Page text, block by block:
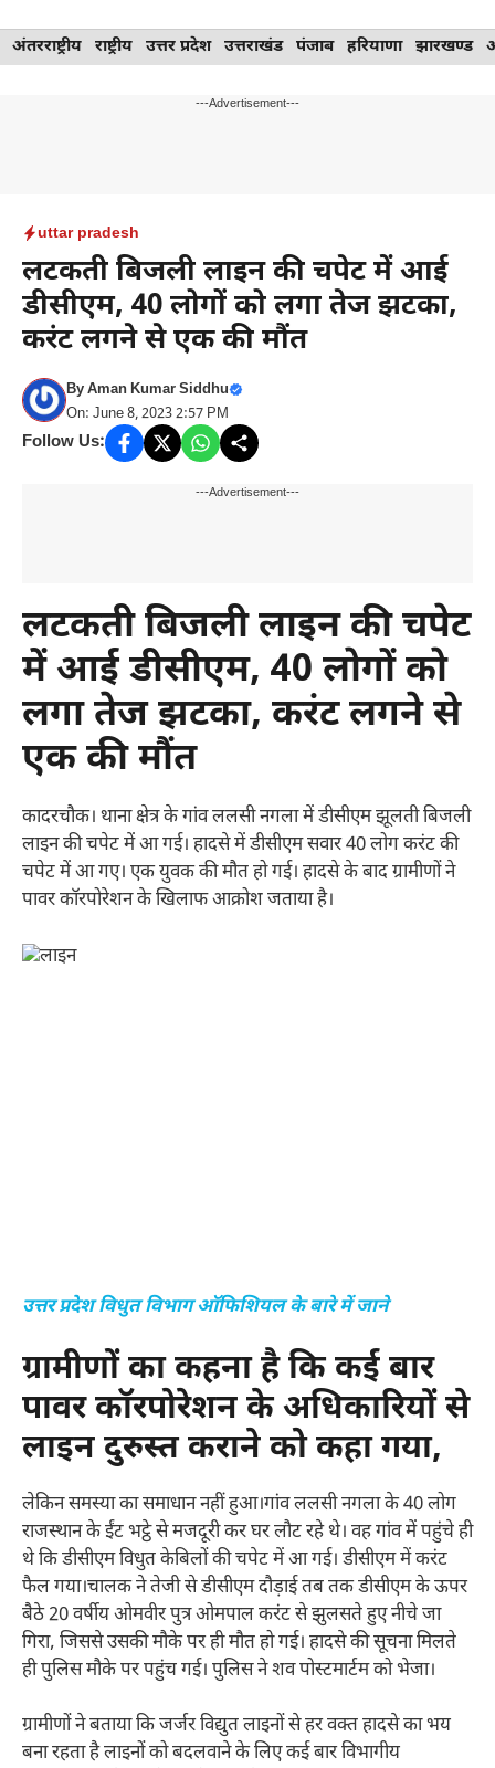
Skip
to
अंतरराष्ट्रीय राष्ट्रीय उत्तर प्रदेश उत्तराखंड पंजाब हरियाणा झारखण्ड
---Advertisement---
uttar pradesh
लटकती बिजली लाइन की चपेट में आई
डीसीएम, 40 लोगों को लगा तेज झटका,
करंट लगने से एक की मौंत
ByAman Kumar Siddhu
On: June 8, 2023 2:57 PM
Follow Us:
---Advertisement---
लटकती बिजली लाइन की चपेट
में आई डीसीएम, 40 लोगों को
लगा तेज झटका, करंट लगने से
एक की मौंत
कादरचौक। थाना क्षेत्र के गांव ललसी नगला में डीसीएम झूलती बिजली
लाइन की चपेट में आ गई। हादसे में डीसीएम सवार 40 लोग करंट की
चपेट में आ गए। एक युवक की मौत हो गई। हादसे के बाद ग्रामीणों ने
पावर कॉरपोरेशन के खिलाफ आक्रोश जताया है।
उत्तर प्रदेश विधुत विभाग ऑफिशियल के बारे में जाने
ग्रामीणों का कहना है कि कई बार
पावर कॉरपोरेशन के अधिकारियों से
लाइन दुरुस्त कराने को कहा गया,
लेकिन समस्या का समाधान नहीं हुआ।गांव ललसी नगला के 40 लोग
राजस्थान के ईंट भट्ठे से मजदूरी कर घर लौट रहे थे। वह गांव में पहुंचे ही
थे कि डीसीएम विधुत केबिलों की चपेट में आ गई। डीसीएम में करंट
फैल गया।चालक ने तेजी से डीसीएम दौड़ाई तब तक डीसीएम के ऊपर
बैठे 20 वर्षीय ओमवीर पुत्र ओमपाल करंट से झुलसते हुए नीचे जा
गिरा, जिससे उसकी मौके पर ही मौत हो गई। हादसे की सूचना मिलते
ही पुलिस मौके पर पहुंच गई। पुलिस ने शव पोस्टमार्टम को भेजा।
ग्रामीणों ने बताया कि जर्जर विद्युत लाइनों से हर वक्त हादसे का भय
बना रहता है लाइनों को बदलवाने के लिए कई बार विभागीय